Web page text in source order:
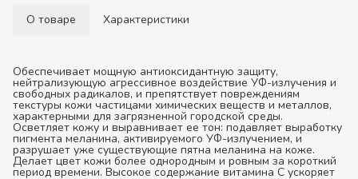
О товаре Характеристики
Обеспечивает мощную антиоксидантную защиту,
нейтрализующую агрессивное воздействие УФ-излучения и
свободных радикалов, и препятствует повреждениям
текстуры кожи частицами химических веществ и металлов,
характерными для загрязненной городской среды.
Осветляет кожу и выравнивает ее тон: подавляет выработку
пигмента меланина, активируемого УФ-излучением, и
разрушает уже существующие пятна меланина на коже.
Делает цвет кожи более однородным и ровным за короткий
период времени. Высокое содержание витамина С ускоряет